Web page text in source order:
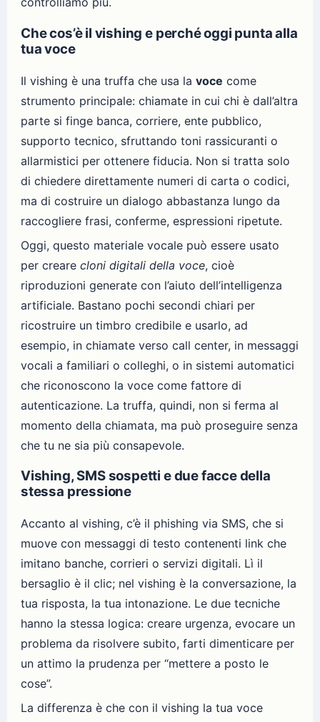
Che cos’è il vishing e perché oggi punta alla
tua voce
Il vishing è una truffa che usa la voce come
strumento principale: chiamate in cui chi è dall’altra
parte si finge banca, corriere, ente pubblico,
supporto tecnico, sfruttando toni rassicuranti o
allarmistici per ottenere fiducia. Non si tratta solo
di chiedere direttamente numeri di carta o codici,
ma di costruire un dialogo abbastanza lungo da
raccogliere frasi, conferme, espressioni ripetute.
Oggi, questo materiale vocale può essere usato
per creare cloni digitali della voce, cioè
riproduzioni generate con l’aiuto dell’intelligenza
artificiale. Bastano pochi secondi chiari per
ricostruire un timbro credibile e usarlo, ad
esempio, in chiamate verso call center, in messaggi
vocali a familiari o colleghi, o in sistemi automatici
che riconoscono la voce come fattore di
autenticazione. La truffa, quindi, non si ferma al
momento della chiamata, ma può proseguire senza
che tu ne sia più consapevole.
Vishing, SMS sospetti e due facce della
stessa pressione
Accanto al vishing, c’è il phishing via SMS, che si
muove con messaggi di testo contenenti link che
imitano banche, corrieri o servizi digitali. Lì il
bersaglio è il clic; nel vishing è la conversazione, la
tua risposta, la tua intonazione. Le due tecniche
hanno la stessa logica: creare urgenza, evocare un
problema da risolvere subito, farti dimenticare per
un attimo la prudenza per “mettere a posto le
cose”.
La differenza è che con il vishing la tua voce